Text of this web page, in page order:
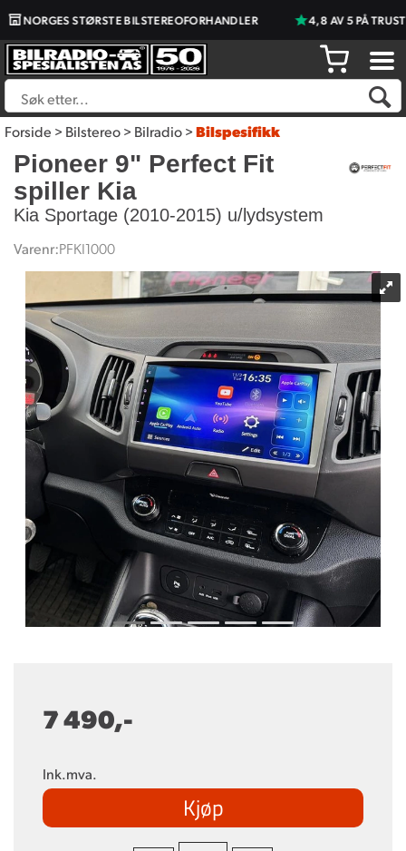
NORGES STØRSTE BILSTEREOFORHANDLER 4,8 AV 5 PÅ
Forside>Bilstereo>Bilradio>Bilspesifikk
Pioneer 9" Perfect Fit
spiller Kia
Kia Sportage (2010-2015) u/lydsystem
Varenr:PFKI1000
7 490,-
Ink.mva.
Kjøp